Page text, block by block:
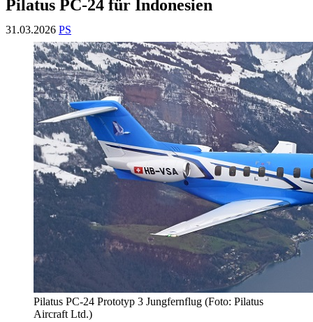
Pilatus PC-24 für Indonesien
31.03.2026 PS
Pilatus PC-24 Prototyp 3 Jungfernflug (Foto: Pilatus
Aircraft Ltd.)